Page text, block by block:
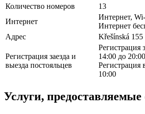
Количество номеров
13
Интернет
Интернет,
Интернет
Адрес
Křešínská 155
Регистрация заезда и
выезда постояльцев
Регистрация
14:00 до 20:00
Регистрация
10:00
Услуги, предоставляемые